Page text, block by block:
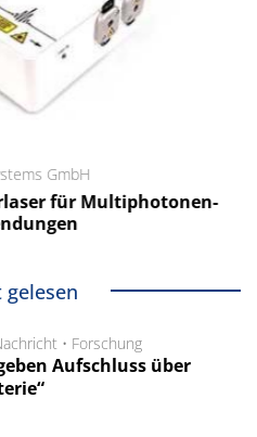
GmbH
für Multiphotonen-
gelesen
• Forschung
Aufschluss über